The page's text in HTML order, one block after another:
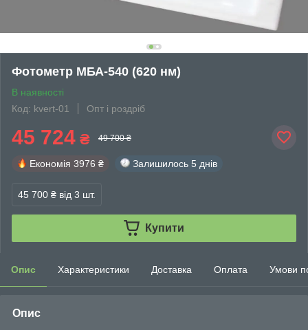
Фотометр МБА-540 (620 нм)
В наявності
Код: kvert-01
Опт і роздріб
45 724 ₴ 49 700 ₴
Економія 3976 ₴ Залишилось 5 днів
45 700 ₴ від 3 шт.
Купити
Опис Характеристики Доставка Оплата Умови
Опис